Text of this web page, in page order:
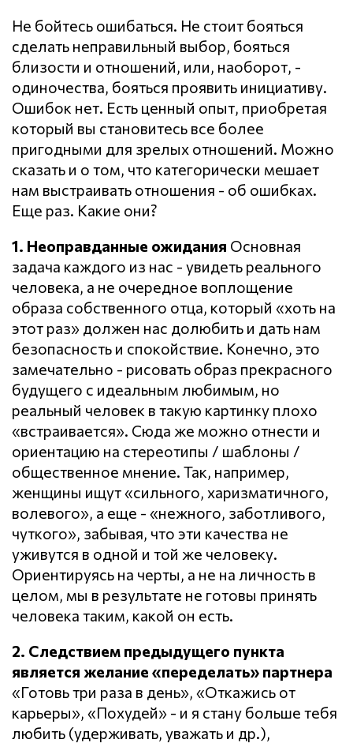
Не бойтесь ошибаться. Не стоит бояться
сделать неправильный выбор, бояться
близости и отношений, или, наоборот, -
одиночества, бояться проявить инициативу.
Ошибок нет. Есть ценный опыт, приобретая
который вы становитесь все более
пригодными для зрелых отношений. Можно
сказать и о том, что категорически мешает
нам выстраивать отношения - об ошибках.
Еще раз. Какие они?
1. Неоправданные ожидания Основная
задача каждого из нас - увидеть реального
человека, а не очередное воплощение
образа собственного отца, который «хоть на
этот раз» должен нас долюбить и дать нам
безопасность и спокойствие. Конечно, это
замечательно - рисовать образ прекрасного
будущего с идеальным любимым, но
реальный человек в такую картинку плохо
«встраивается». Сюда же можно отнести и
ориентацию на стереотипы / шаблоны /
общественное мнение. Так, например,
женщины ищут «сильного, харизматичного,
волевого», а еще - «нежного, заботливого,
чуткого», забывая, что эти качества не
уживутся в одной и той же человеку.
Ориентируясь на черты, а не на личность в
целом, мы в результате не готовы принять
человека таким, какой он есть.
2. Следствием предыдущего пункта
является желание «переделать» партнера
«Готовь три раза в день», «Откажись от
карьеры», «Похудей» - и я стану больше тебя
любить (удерживать, уважать и др.),